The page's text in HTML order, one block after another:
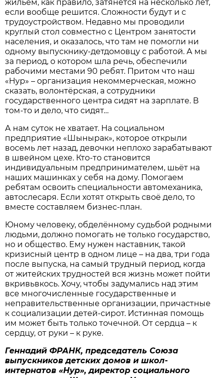
жильём, как правило, затянется на несколько лет,
если вообще решится. Сложности будут и с
трудоустройством. Недавно мы проводили
круглый стол совместно с Центром занятости
населения, и оказалось, что там не помогли ни
одному выпускнику-детдомовцу с работой. А мы
за период, о котором шла речь, обеспечили
рабочими местами 90 ребят. Притом что наш
«Нур» – организация некоммерческая, можно
сказать, волонтёрская, а сотрудники
государственного центра сидят на зарплате. В
том-то и дело, что сидят…
А нам суток не хватает. На социальном
предприятие «Шынырак», которое открыли
восемь лет назад, девочки неплохо зарабатывают
в швейном цехе. Кто-то становится
индивидуальным предпринимателем, шьёт на
наших машинках у себя на дому. Помогаем
ребятам освоить специальности автомеханика,
автослесаря. Если хотят открыть своё дело, то
вместе составляем бизнес-план.
Юному человеку, обделённому судьбой родными
людьми, должно помогать не только государство,
но и общество. Ему нужен наставник, такой
кризисный центр в одном лице – на два, три года
после выпуска, на самый трудный период, когда
от житейских трудностей вся жизнь может пойти
вкривьвкось. Хочу, чтобы задумались над этим
все многочисленные государственные и
неправительственные организации, причастные
к социализации детей-сирот. Истинная помощь
им может быть только точечной. От сердца – к
сердцу, от руки – к руке.
Геннадий ФРАНК, председатель Союза
выпускников детских домов и школ-
интернатов «Нур», директор социального